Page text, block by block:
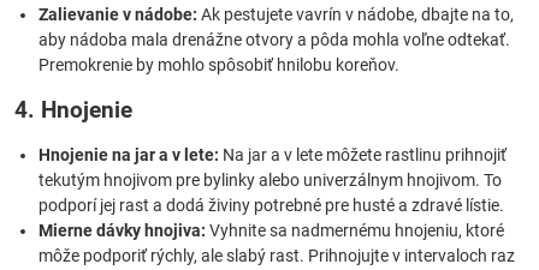
Zalievanie v nádobe: Ak pestujete vavrín v nádobe, dbajte na to,
aby nádoba mala drenážne otvory a pôda mohla voľne odtekať.
Premokrenie by mohlo spôsobiť hnilobu koreňov.
4. Hnojenie
Hnojenie na jar a v lete: Na jar a v lete môžete rastlinu prihnojiť
tekutým hnojivom pre bylinky alebo univerzálnym hnojivom. To
podporí jej rast a dodá živiny potrebné pre husté a zdravé lístie.
Mierne dávky hnojiva: Vyhnite sa nadmernému hnojeniu, ktoré
môže podporiť rýchly, ale slabý rast. Prihnojujte v intervaloch raz